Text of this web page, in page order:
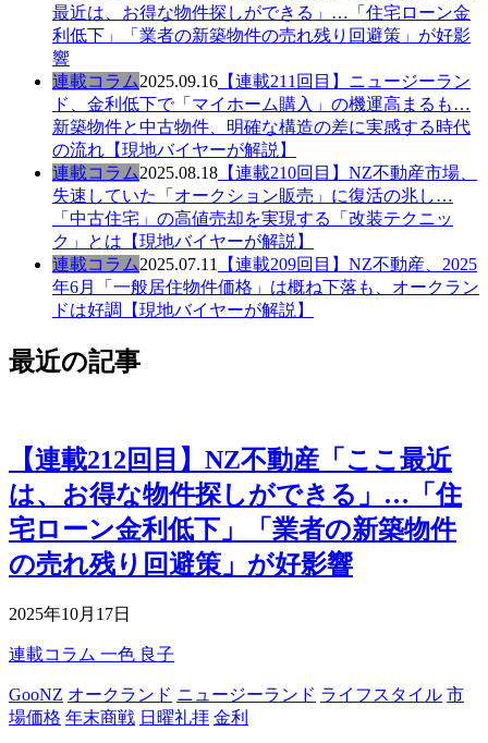
最近は、お得な物件探しができる」…「住宅ローン金
利低下」「業者の新築物件の売れ残り回避策」が好影
響
連載コラム2025.09.16 【連載211回目】ニュージーラン
ド、金利低下で「マイホーム購入」の機運高まるも…
新築物件と中古物件、明確な構造の差に実感する時代
の流れ【現地バイヤーが解説】
連載コラム2025.08.18 【連載210回目】NZ不動産市場、
失速していた「オークション販売」に復活の兆し…
「中古住宅」の高値売却を実現する「改装テクニッ
ク」とは【現地バイヤーが解説】
連載コラム2025.07.11
【連載209回目】NZ不動産、2025
年6月「一般居住物件価格」は概ね下落も、オークラン
ドは好調【現地バイヤーが解説】
最近の記事
【連載212回目】NZ不動産「ここ最近
は、お得な物件探しができる」…「住
宅ローン金利低下」「業者の新築物件
の売れ残り回避策」が好影響
2025年10月17日
連載コラム 一色 良子
GooNZ オークランド ニュージーランド ライフスタイル 市
場価格 年末商戦 日曜礼拝 金利